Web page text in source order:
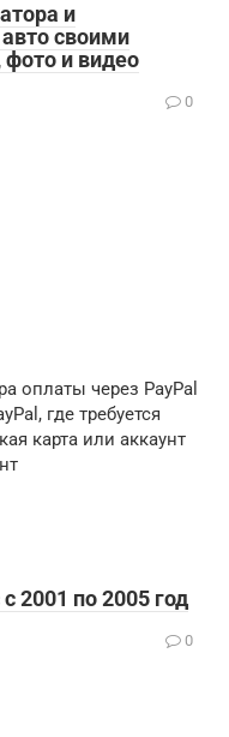
и
своими
и видео
0
оплаты через PayPal
где требуется
карта или аккаунт
2001 по 2005 год
0